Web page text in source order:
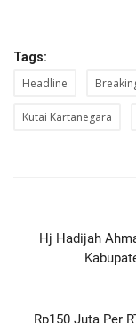
Tags:
Headline
Kutai Kartanegara
Hj Hadijah
Rp150 Juta Per